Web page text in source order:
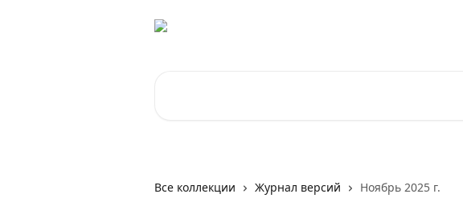
Все коллекции Журнал версий Ноябрь 2025 г.